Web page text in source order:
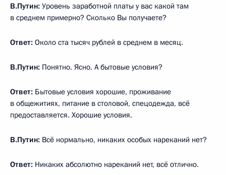
В.Путин: Уровень заработной платы у вас какой там
в среднем примерно? Сколько Вы получаете?
Ответ: Около ста тысяч рублей в среднем в месяц.
В.Путин: Понятно. Ясно. А бытовые условия?
Ответ: Бытовые условия хорошие, проживание
в общежитиях, питание в столовой, спецодежда, всё
предоставляется. Хорошие условия.
В.Путин: Всё нормально, никаких особых нареканий нет?
Ответ: Никаких абсолютно нареканий нет, всё отлично.